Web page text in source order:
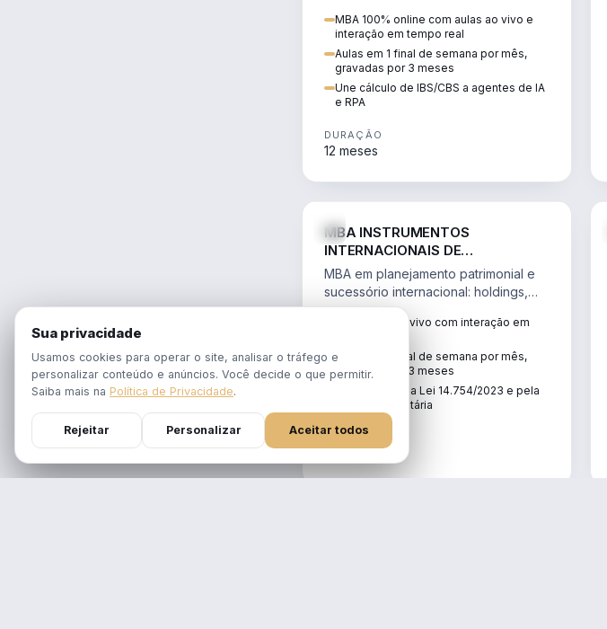
RPA e automação da rotina fiscal.
MBA 100% online com aulas ao vivo e
interação em tempo real
Aulas em 1 final de semana por mês,
gravadas por 3 meses
Une cálculo de IBS/CBS a agentes de IA
e RPA
DURAÇÃO
12 meses
MBA INSTRUMENTOS
INTERNACIONAIS DE
PLANEJAMENTO PATRIMONIAL &
SUCESSÓRIO
MBA em planejamento patrimonial e
sucessório internacional: holdings,
trusts e offshore sob a Lei
14.754/2023 e a Reforma Tributária.
MBA 100% ao vivo com interação em
Aulas em 1 final de semana por mês,
gravadas por 3 meses
Atualizado pela Lei 14.754/2023 e pela
Reforma Tributária
DURAÇÃO
12 meses
Sua privacidade
Usamos cookies para operar o site, analisar o tráfego e
personalizar conteúdo e anúncios. Você decide o que permitir.
Saiba mais na Política de Privacidade.
Rejeitar Personalizar Aceitar todos